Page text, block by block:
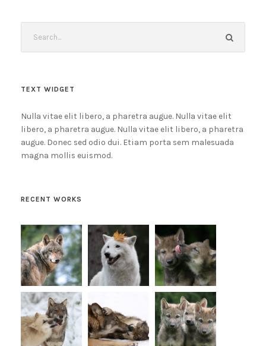
TEXT WIDGET
Nulla vitae elit libero, a pharetra augue. Nulla vitae elit
libero, a pharetra augue. Nulla vitae elit libero, a pharetra
augue. Donec sed odio dui. Etiam porta sem malesuada
magna mollis euismod.
RECENT WORKS